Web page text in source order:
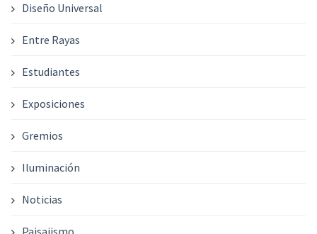
Diseño Universal
Entre Rayas
Estudiantes
Exposiciones
Gremios
Iluminación
Noticias